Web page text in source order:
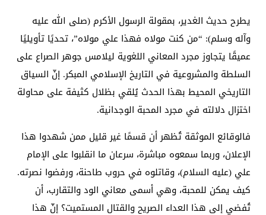
يطرح حديث الغدير، بمقولة الرسول الأكرم (صلى الله عليه
وآله وسلم): “من كنت مولاه فهذا علي مولاه”، تحديًا تأويليًا
عميقًا يتجاوز مجرد المعاني اللغوية ليلامس جوهر الصراع على
السلطة والمشروعية في التاريخ الإسلامي المبكر. إنّ السياق
التاريخي المحيط بهذا الحدث يُلقي بظلال كثيفة على محاولة
اختزال دلالته في مجرد المحبة الوجدانية.
فالوقائع الموثقة تُظهر أن قسمًا غير قليل ممن شهدوا هذا
الإعلان، وربما سمعوه مباشرة، سرعان ما انقلبوا على الإمام
علي (عليه السلام)، وقاتلوه في حروب طاحنة، ورفضوا نصرته.
كيف يمكن للمحبة، وهي أسمى معاني الود والتقارب، أن
تُفضي إلى هذا العداء الصريح والقتال المستميت؟ إنّ هذا